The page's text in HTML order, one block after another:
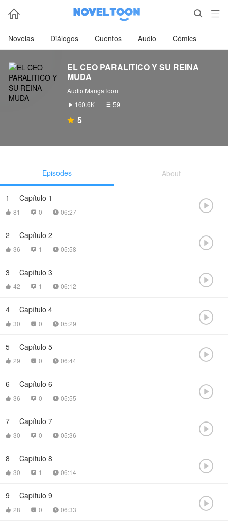
  
Novelas Diálogos Cuentos Audio Cómics
EL CEO PARALITICO Y SU REINA
MUDA
Audio MangaToon
 160.6K  59
 5
Episodes About
1 Capítulo 1
 81  0  06:27 
2 Capítulo 2
 36  1  05:58 
3 Capítulo 3
 42  1  06:12 
4 Capítulo 4
 30  0  05:29 
5 Capítulo 5
 29  0  06:44 
6 Capítulo 6
 36  0  05:55 
7 Capítulo 7
 30  0  05:36 
8 Capítulo 8
 30  1  06:14 
9 Capítulo 9
 28  0  06:33 